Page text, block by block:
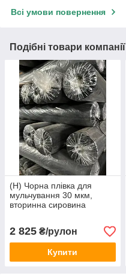
Всі умови повернення
Подібні товари компанії
(Н) Чорна плівка для
мульчування 30 мкм,
вторинна сировина
2 825 ₴/рулон
Купити